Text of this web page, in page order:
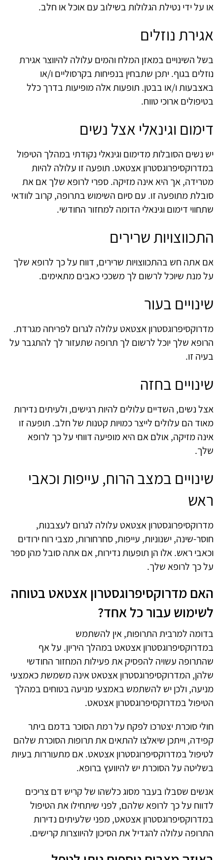
או על ידי נטילת הגלולות בשילוב עם אוכל או חלב.
אגירת נוזלים
בשל השינויים במאזן המלח והמים עלולה להיווצר אגירת
נוזלים בגוף. יתכן שתבחין בנפיחות בקרסוליים ו/או
באצבעות ו/או בבטן. תופעות אלה מופיעות בדרך כלל
בטיפולים ארוכי טווח.
דימום וגינאלי אצל נשים
יש נשים הסובלות מדימום וגינאלי נקודתי במהלך הטיפול
במדרוקסיפרוגסטרון אצטאט. תופעה זו עלולה להיות
מטרידה, אך היא אינה מזיקה. ספרי לרופא שלך אם את
סובלת מתופעה זו. עם סיום השימוש בתרופה, קרוב לוודאי
שתחווי דימום וגינאלי הדומה למחזור החודשי.
התכווצויות שרירים
אם אתה חש בהתכווצויות שרירים, דווח על כך לרופא שלך
על מנת שיוכל לרשום לך משככי כאבים מתאימים.
שינויים בעור
מדרוקסיפרוגסטרון אצטאט עלולה לגרום לפריחה מגרדת.
הרופא שלך יוכל לרשום לך תרופה שתעזור לך להתגבר על
בעיה זו.
שינויים בחזה
אצל נשים, השדיים עלולים להיות רגישים, ולעיתים נדירות
מאוד הם עלולים לייצר כמויות קטנות של חלב. תופעה זו
אינה מזיקה, אולם אם היא מופיעה דווחי על כך לרופא
שלך.
שינויים במצב הרוח, עייפות וכאבי
ראש
מדרוקסיפרוגסטרון אצטאט עלולה לגרום לעצבנות,
חוסר-שינה, ישנוניות, עייפות, סחרחורות, מצבי רוח ירודים
וכאבי ראש. אלו הן תופעות נדירות, אם אתה סובל מהן ספר
על כך לרופא שלך.
האם מדרוקסיפרוגסטרון אצטאט בטוחה
לשימוש עבור כל אחד?
בדומה למרבית התרופות, אין להשתמש
במדרוקסיפרוגסטרון אצטאט במהלך היריון. על אף
שהתרופה עשויה להפסיק את פעילות המחזור החודשי
שלהן, המדרוקסיפרוגסטרון אצטאט אינה משמשת כאמצעי
מניעה, ולכן יש להשתמש באמצעי מניעה בטוחים במהלך
הטיפול במדרוקסיפרוגסטרון אצטאט.
חולי סוכרת יצטרכו לפקח על רמת הסוכר בדמם ביתר
קפידה, וייתכן שיאלצו להתאים את תרופות הסוכרת שלהם
לטיפול במדרוקסיפרוגסטרון אצטאט. אם מתעוררות בעיות
בשליטה על הסוכרת יש להיוועץ ברופא.
אנשים שסבלו בעבר מסוג כלשהו של קריש דם צריכים
לדווח על כך לרופא שלהם, לפני שיתחילו את הטיפול
במדרוקסיפרוגסטרון אצטאט, מפני שלעיתים נדירות
התרופה עלולה להגדיל את הסיכון להיווצרות קרישים.